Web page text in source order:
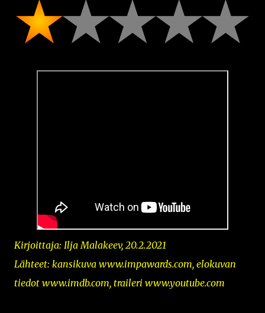
Kirjoittaja: Ilja Malakeev, 20.2.2021
Lähteet: kansikuva www.impawards.com, elokuvan
tiedot www.imdb.com, traileri www.youtube.com